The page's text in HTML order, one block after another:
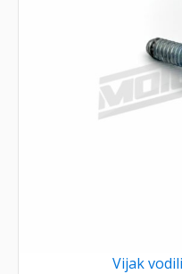
Vijak